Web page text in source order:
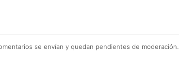
se envían y quedan pendientes de moderación.